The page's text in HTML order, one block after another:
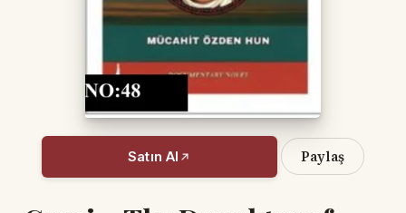
Satın Al Paylaş